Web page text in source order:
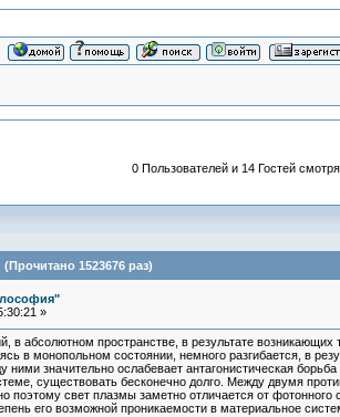
0 Пользователей и 14 Гостей
1523676 раз)
»
абсолютном пространстве, в результате
в монопольном состоянии, немного разгибается, в
ними значительно ослабевает антагонистическая
существовать бесконечно долго. Между двумя
поэтому свет плазмы заметно отличается от
его возможной проникаемости в материальное